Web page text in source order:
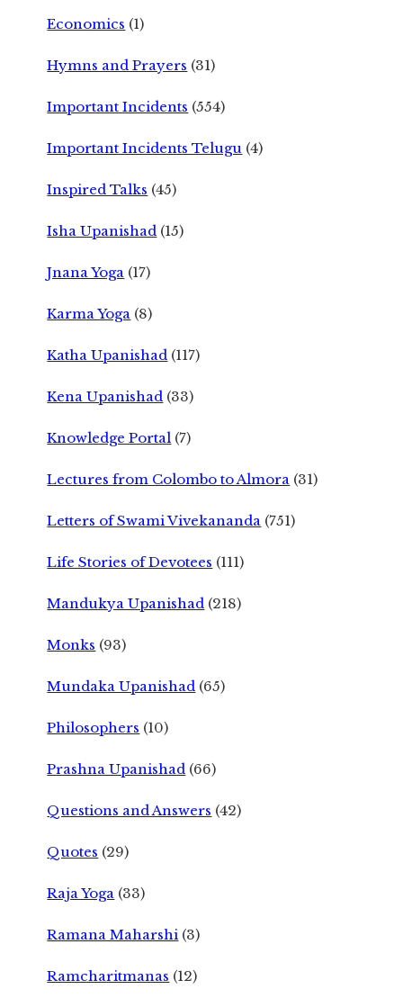
Economics (1)
Hymns and Prayers (31)
Important Incidents (554)
Important Incidents Telugu (4)
Inspired Talks (45)
Isha Upanishad (15)
Jnana Yoga (17)
Karma Yoga (8)
Katha Upanishad (117)
Kena Upanishad (33)
Knowledge Portal (7)
Lectures from Colombo to Almora (31)
Letters of Swami Vivekananda (751)
Life Stories of Devotees (111)
Mandukya Upanishad (218)
Monks (93)
Mundaka Upanishad (65)
Philosophers (10)
Prashna Upanishad (66)
Questions and Answers (42)
Quotes (29)
Raja Yoga (33)
Ramana Maharshi (3)
Ramcharitmanas (12)